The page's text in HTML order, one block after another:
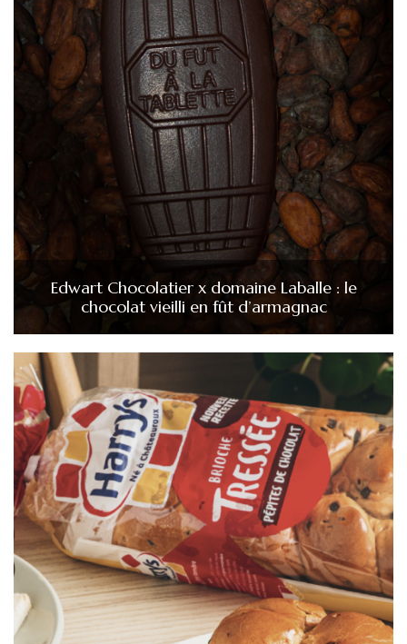
Edwart Chocolatier x domaine Laballe : le
chocolat vieilli en fût d’armagnac